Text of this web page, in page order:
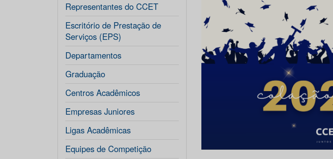
Representantes do CCET
Escritório de Prestação de
Serviços (EPS)
Departamentos
Graduação
Centros Acadêmicos
Empresas Juniores
Ligas Acadêmicas
Equipes de Competição